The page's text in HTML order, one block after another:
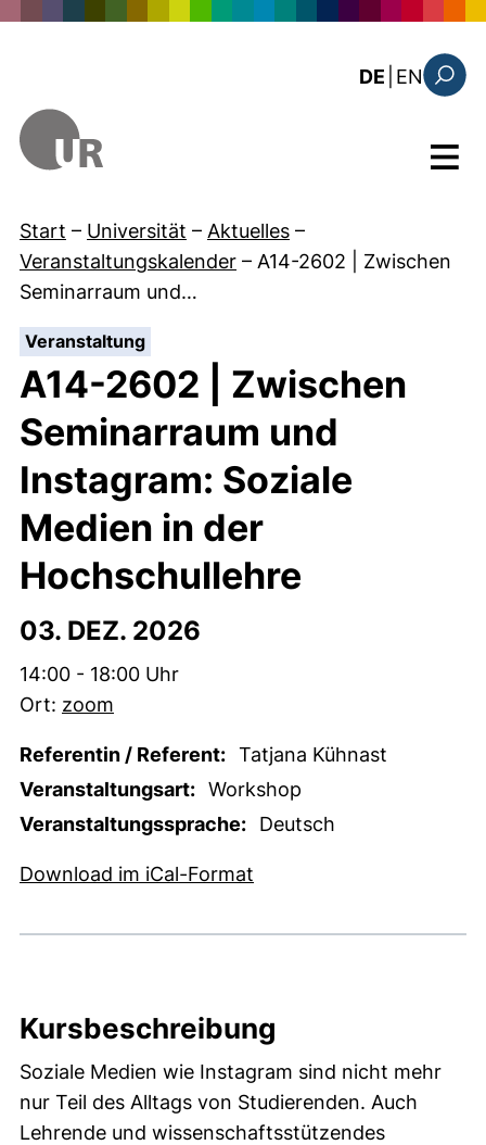
DE EN: the
Menü
Start – Universität – Aktuelles –
Veranstaltungskalender – A14-2602 | Zwischen
Seminarraum und…
Veranstaltung:
A14-2602 | Zwischen
Seminarraum und
Instagram: Soziale
Medien in der
Hochschullehre
03. DEZ. 2026
Zeit:
14:00 - 18:00 Uhr
Ort: zoom
Referentin / Referent: Tatjana Kühnast
Veranstaltungsart: Workshop
Veranstaltungssprache:
Deutsch
Download im iCal-Format
Kursbeschreibung
Soziale Medien wie Instagram sind nicht mehr
nur Teil des Alltags von Studierenden. Auch
Lehrende und wissenschaftsstützendes